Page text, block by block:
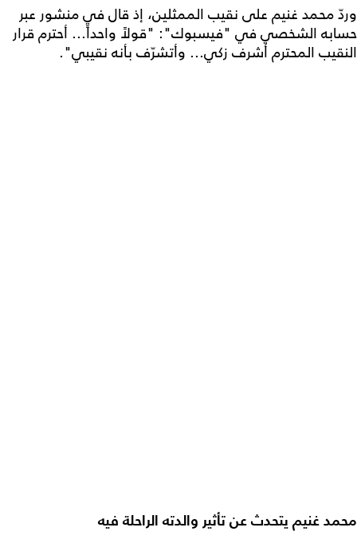
وردّ محمد غنيم على نقيب الممثلين، إذ قال في منشور عبر
حسابه الشخصي في "فيسبوك": "قولاً واحداً... أحترم قرار
النقيب المحترم أشرف زكي... وأتشرّف بأنه نقيبي".
محمد غنيم يتحدث عن تأثير والدته الراحلة فيه